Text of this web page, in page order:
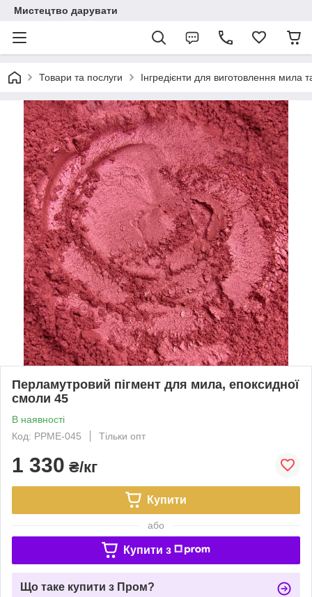
Мистецтво дарувати
Товари та послуги Інгредієнти для виготовлення мила
Перламутровий пігмент для мила, епоксидної
смоли 45
В наявності
Код: PPME-045
Тільки опт
1 330 ₴/кг
Купити
або
Купити з
Що таке купити з Пром?